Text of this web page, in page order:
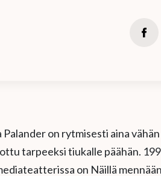
Palander on rytmisesti aina
tarpeeksi tiukalle päähän.
on Näillä